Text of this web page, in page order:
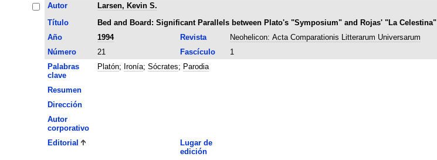
Autor
Larsen, Kevin S.
Título
Bed and Board: Significant Parallels between Plato's "Symposium" and Rojas' "La Celestina"
Año
1994 Revista Neohelicon: Acta Comparationis Litterarum Universarum
Número
21 Fascículo 1
Palabras
clave
Platón; Ironía; Sócrates; Parodia
Resumen
Dirección
Autor
corporativo
Editorial
Lugar de
edición